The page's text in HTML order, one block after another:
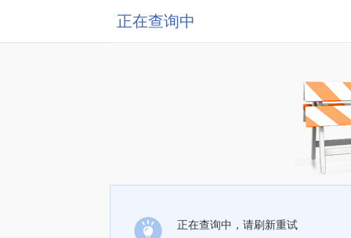
正在查询中
正在查询中，请刷新重试